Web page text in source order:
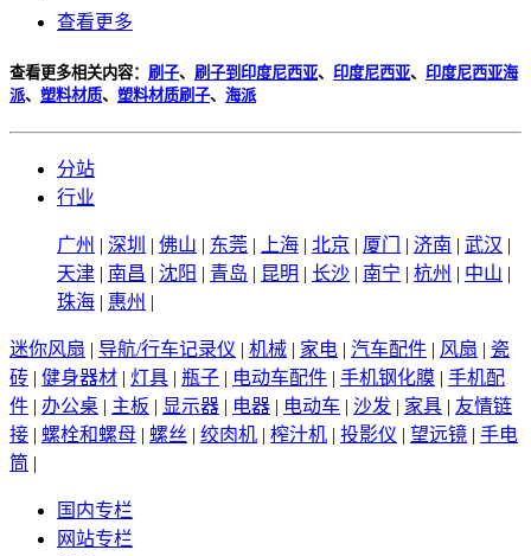
查看更多
查看更多相关内容： 刷子、 刷子到印度尼西亚、 印度尼西亚、 印度尼西亚海
派、 塑料材质、 塑料材质刷子、 海派
分站
行业
广州 | 深圳 | 佛山 | 东莞 | 上海 | 北京 | 厦门 | 济南 | 武汉 |
天津 | 南昌 | 沈阳 | 青岛 | 昆明 | 长沙 | 南宁 | 杭州 | 中山 |
珠海 | 惠州 |
迷你风扇 | 导航/行车记录仪 | 机械 | 家电 | 汽车配件 | 风扇 | 瓷
砖 | 健身器材 | 灯具 | 瓶子 | 电动车配件 | 手机钢化膜 | 手机配
件 | 办公桌 | 主板 | 显示器 | 电器 | 电动车 | 沙发 | 家具 | 友情链
接 | 螺栓和螺母 | 螺丝 | 绞肉机 | 榨汁机 | 投影仪 | 望远镜 | 手电
筒 |
国内专栏
网站专栏